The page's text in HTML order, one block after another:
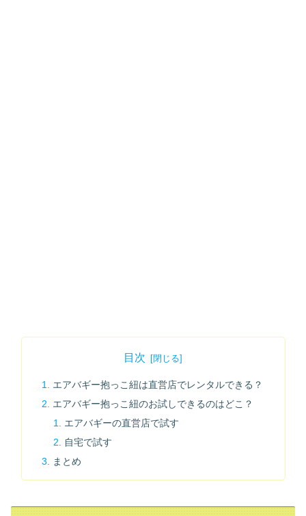
目次
エアバギー抱っこ紐は直営店でレンタルできる？
エアバギー抱っこ紐のお試しできるのはどこ？
エアバギーの直営店で試す
自宅で試す
まとめ